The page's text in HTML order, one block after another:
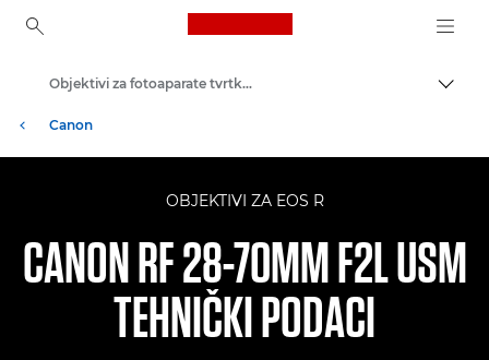
Canon Logo, back to
Canon
Objektivi za fotoaparate tvrtke Canon
OBJEKTIVI ZA EOS R
CANON RF 28-70MM F2L USM
TEHNIČKI PODACI